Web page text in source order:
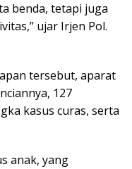
benda, tetapi juga
ujar Irjen Pol.
tersebut, aparat
127
kasus curas, serta
anak, yang